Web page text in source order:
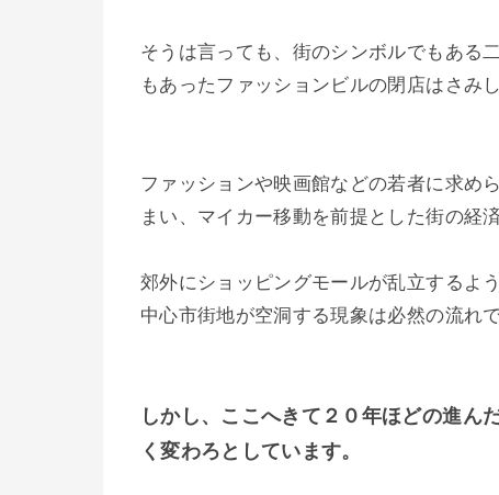
そうは言っても、街のシンボルでもある
もあったファッションビルの閉店はさみ
ファッションや映画館などの若者に求め
まい、マイカー移動を前提とした街の経
郊外にショッピングモールが乱立するよ
中心市街地が空洞する現象は必然の流れ
しかし、ここへきて２０年ほどの進ん
く変わろとしています。